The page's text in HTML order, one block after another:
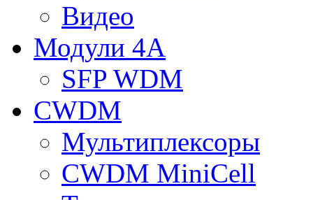
Видео
Модули 4A
SFP WDM
CWDM
Мультиплексоры
CWDM MiniCell